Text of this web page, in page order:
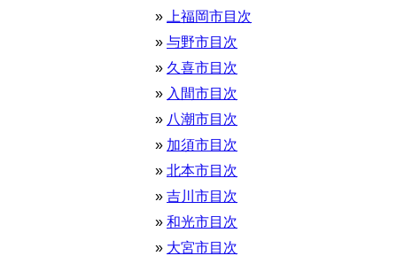
上福岡市目次
与野市目次
久喜市目次
入間市目次
八潮市目次
加須市目次
北本市目次
吉川市目次
和光市目次
大宮市目次